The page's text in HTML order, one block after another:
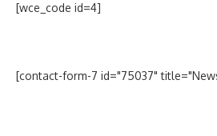
[wce_code id=4]
[contact-form-7 id="75037"